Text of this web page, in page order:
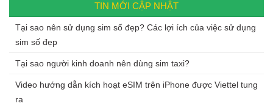
TIN MỚI CẬP NHẬT
Tại sao nên sử dụng sim số đẹp? Các lợi ích của việc sử dụng
sim số đẹp
Tại sao người kinh doanh nên dùng sim taxi?
Video hướng dẫn kích hoạt eSIM trên iPhone được Viettel tung
ra